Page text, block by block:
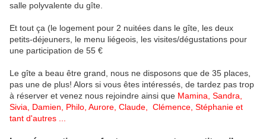
salle polyvalente du gîte.
Et tout ça (le logement pour 2 nuitées dans le gîte, les deux
petits-déjeuners, le menu liégeois, les visites/dégustations pour
une participation de 55 €
Le gîte a beau être grand, nous ne disposons que de 35 places,
pas une de plus! Alors si vous êtes intéressés, de tardez pas trop
à réserver et venez nous rejoindre ainsi que Mamina, Sandra,
Sivia, Damien, Philo, Aurore, Claude, Clémence, Stéphanie et
tant d'autres ...